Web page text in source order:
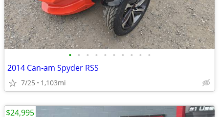
• • • • • • • • • •
2014 Can-am Spyder RSS
7/25 1,103mi
$24,995